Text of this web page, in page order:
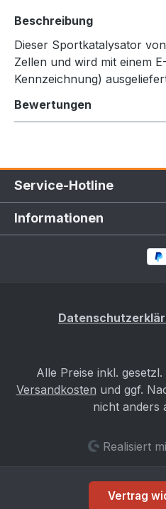
Beschreibung
Dieser Sportkatalysator
Zellen und wird mit einem
Kennzeichnung)
Bewertungen
Service-Hotline
Informationen
Alle Preise inkl.
Versandkosten und ggf.
nicht anders
Realisiert
Vertrag